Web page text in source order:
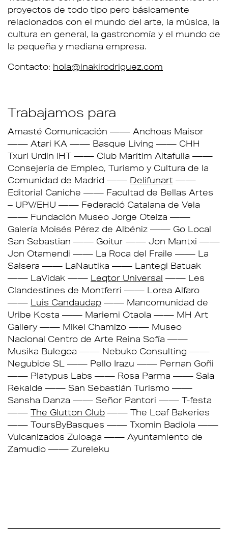
proyectos de todo tipo pero básicamente
relacionados con el mundo del arte, la música, la
cultura en general, la gastronomía y el mundo de
la pequeña y mediana empresa.
Contacto: hola@inakirodriguez.com
Trabajamos para
Amasté Comunicación
Anchoas Maisor
Atari KA
Basque Living
CHH
Txuri Urdin IHT
Club Marítim Altafulla
Consejería de Empleo, Turismo y Cultura de la
Comunidad de Madrid
Delifunart
Editorial Caniche
Facultad de Bellas Artes
– UPV/EHU
Federació Catalana de Vela
Fundación Museo Jorge Oteiza
Galería Moisés Pérez de Albéniz
Go Local
San Sebastian
Goitur
Jon Mantxi
Jon Otamendi
La Roca del Fraile
La
Salsera
LaNautika
Lantegi Batuak
LaVidak
Leqtor Universal
Les
Clandestines de Montferri
Lorea Alfaro
Luis Candaudap
Mancomunidad de
Uribe Kosta
Mariemi Otaola
MH Art
Gallery
Mikel Chamizo
Museo
Nacional Centro de Arte Reina Sofía
Musika Bulegoa
Nebuko Consulting
Negubide SL
Pello Irazu
Pernan Goñi
Platypus Labs
Rosa Parma
Sala
Rekalde
San Sebastián Turismo
Sansha Danza
Señor Pantori
T-festa
The Glutton Club
The Loaf Bakeries
ToursByBasques
Txomin Badiola
Vulcanizados Zuloaga
Ayuntamiento de
Zamudio
Zureleku